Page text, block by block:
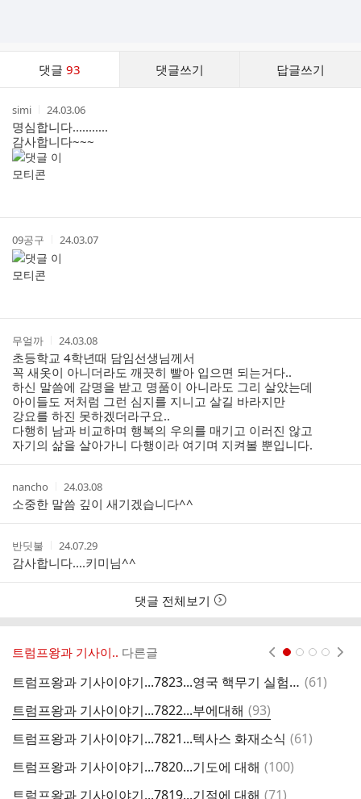
댓글93 댓글쓰기 답글쓰기
작
성
자
simi
작
성
시
간
24.03.06
명심합니다...........
감사합니다~~~
작
성
자
09공구
작
성
시
24.03.07
작
성
자
무얼까
작
성
시
간
24.03.08
초등학교 4학년때 담임선생님께서
꼭 새옷이 아니더라도 깨끗히 빨아 입으면 되는거다..
하신 말씀에 감명을 받고 명품이 아니라도 그리 살았는데
아이들도 저처럼 그런 심지를 지니고 살길 바라지만
강요를 하진 못하겠더라구요..
다행히 남과 비교하며 행복의 우의를 매기고 이러진 않고
자기의 삶을 살아가니 다행이라 여기며 지켜볼 뿐입니다.
작
성
자
nancho
작
성
시
간
24.03.08
소중한 말씀 깊이 새기겠습니다^^
작
성
자
반딧불
작
성
시
간
24.07.29
감사합니다....키미님^^
댓글 전체보기
트럼프왕과 기사이.. 다른글
트럼프왕과 기사이야기...7823...영국 핵무기 실험실패 댓
(61)
트럼프왕과 기사이야기...7822...부에대해 댓
글
(93)
트럼프왕과 기사이야기...7821...텍사스 화재소식 댓
(61)
트럼프왕과 기사이야기...7820...기도에 대해 댓
(100)
트럼프왕과 기사이야기...7819...기적에 대해 댓
(71)